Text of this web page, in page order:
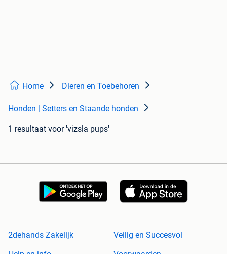
Home Dieren en Toebehoren
Honden | Setters en Staande honden
1 resultaat voor 'vizsla pups'
2dehands Zakelijk
Veilig en Succesvol